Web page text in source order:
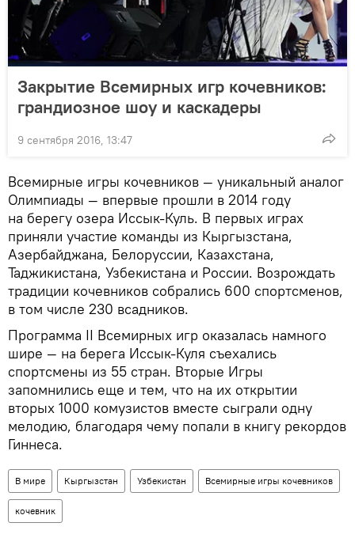
Закрытие Всемирных игр кочевников:
грандиозное шоу и каскадеры
9 сентября 2016, 13:47
Всемирные игры кочевников — уникальный аналог
Олимпиады — впервые прошли в 2014 году
на берегу озера Иссык-Куль. В первых играх
приняли участие команды из Кыргызстана,
Азербайджана, Белоруссии, Казахстана,
Таджикистана, Узбекистана и России. Возрождать
традиции кочевников собрались 600 спортсменов,
в том числе 230 всадников.
Программа II Всемирных игр оказалась намного
шире — на берега Иссык-Куля съехались
спортсмены из 55 стран. Вторые Игры
запомнились еще и тем, что на их открытии
вторых 1000 комузистов вместе сыграли одну
мелодию, благодаря чему попали в книгу рекордов
Гиннеса.
В мире Кыргызстан Узбекистан Всемирные игры кочевников
кочевник